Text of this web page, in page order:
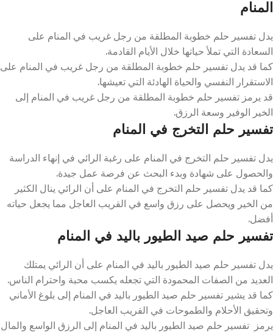
المنام
يدل تفسير حلم خطوبة المطلقة من رجل غريب في المنام على
السعادة التي تملأ حياتها خلال الأيام القادمة.
كما قد يدل تفسير حلم خطوبة المطلقة من رجل غريب في المنام على
الاستقرار النفسي والحياة الهادئة التي تعيشها.
قد يرمز تفسير حلم خطوبة المطلقة من رجل غريب في المنام إلى
الخير الوفير وسعة الرزق.
تفسير حلم التخرج في المنام
يدل تفسير حلم التخرج في المنام على رغبة الرائي في إنهاء الدراسة
والحصول على شهادة وبدء البحث عن فرصة عمل جيدة.
كما قد يدل تفسير حلم التخرج في المنام على أن الرائي ينال الكثير
من الخير ويحصل على رزق واسع في القريب العاجل مما يجعل حياته
أفضل.
تفسير حلم صيد الطيور باليد في المنام
يدل تفسير حلم صيد الطيور باليد في المنام على أن الرائي يمتلك
العديد من الصفات المحمودة التي تجعله يكسب محبة واحترام الناس.
كما قد يشير تفسير حلم صيد الطيور باليد في المنام إلى بلوغ الأماني
وتحقيق الأحلام والطموحات في القريب العاجل.
يرمز تفسير حلم صيد الطيور باليد في المنام إلى الرزق الواسع والمال